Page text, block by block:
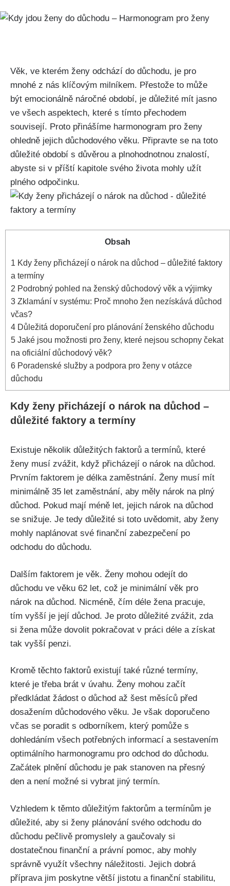
Věk, ve kterém ženy odchází do důchodu, je pro
mnohé z nás klíčovým milníkem. Přestože to může
být emocionálně náročné období, je důležité mít jasno
ve všech aspektech, které s tímto přechodem
souvisejí. Proto přinášíme harmonogram pro ženy
ohledně jejich důchodového věku. Připravte se na toto
důležité období s důvěrou a plnohodnotnou znalostí,
abyste si v příští kapitole svého života mohly užít
plného odpočinku.
Obsah
1 Kdy ženy přicházejí o nárok na důchod – důležité faktory
a termíny
2 Podrobný pohled na ženský důchodový věk a výjimky
3 Zklamání v systému: Proč mnoho žen nezískává důchod
včas?
4 Důležitá doporučení pro plánování ženského důchodu
5 Jaké jsou možnosti pro ženy, které nejsou schopny čekat
na oficiální důchodový věk?
6 Poradenské služby a podpora pro ženy v otázce
důchodu
Kdy ženy přicházejí o nárok na důchod –
důležité faktory a termíny
Existuje několik důležitých faktorů a termínů, které
ženy musí zvážit, když přicházejí o nárok na důchod.
Prvním faktorem je délka zaměstnání. Ženy musí mít
minimálně 35 let zaměstnání, aby měly nárok na plný
důchod. Pokud mají méně let, jejich nárok na důchod
se snižuje. Je tedy důležité si toto uvědomit, aby ženy
mohly naplánovat své finanční zabezpečení po
odchodu do důchodu.
Dalším faktorem je věk. Ženy mohou odejít do
důchodu ve věku 62 let, což je minimální věk pro
nárok na důchod. Nicméně, čím déle žena pracuje,
tím vyšší je její důchod. Je proto důležité zvážit, zda
si žena může dovolit pokračovat v práci déle a získat
tak vyšší penzi.
Kromě těchto faktorů existují také různé termíny,
které je třeba brát v úvahu. Ženy mohou začít
předkládat žádost o důchod až šest měsíců před
dosažením důchodového věku. Je však doporučeno
včas se poradit s odborníkem, který pomůže s
dohledáním všech potřebných informací a sestavením
optimálního harmonogramu pro odchod do důchodu.
Začátek plnění důchodu je pak stanoven na přesný
den a není možné si vybrat jiný termín.
Vzhledem k těmto důležitým faktorům a termínům je
důležité, aby si ženy plánování svého odchodu do
důchodu pečlivě promyslely a gaučovaly si
dostatečnou finanční a právní pomoc, aby mohly
správně využít všechny náležitosti. Jejich dobrá
příprava jim poskytne větší jistotu a finanční stabilitu,